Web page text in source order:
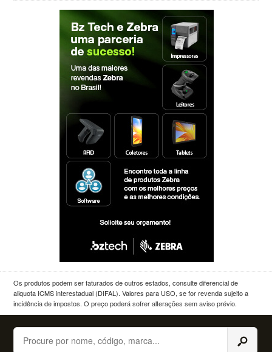
Os produtos podem ser faturados de outros estados, consulte diferencial de
aliquota ICMS interestadual (DIFAL). Valores para USO, se for revenda sujeito a
incidência de impostos. O preço poderá sofrer alterações sem aviso prévio.
Buscar